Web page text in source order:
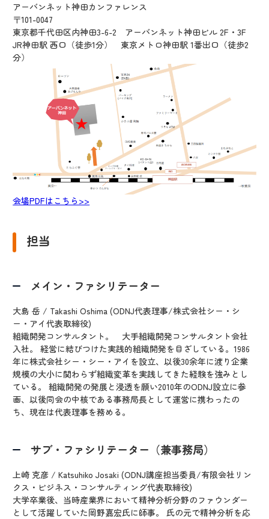
アーバンネット神田カンファレンス
〒101-0047
東京都千代田区内神田3-6-2 アーバンネット神田ビル 2F・3F
JR神田駅 西口（徒歩1分） 東京メトロ神田駅 1番出口（徒歩2
分）
会場PDFはこちら>>
担当
メイン・ファシリテーター
大島 岳 / Takashi Oshima (ODNJ代表理事/株式会社シー・シ
ー・アイ代表取締役)
組織開発コンサルタント。 大手組織開発コンサルタント会社
入社。 経営に結びつけた実践的組織開発を目ざしている。1986
年に株式会社シー・シー・アイを設立、以後30余年に渡り企業
規模の大小に関わらず組織変革を実践してきた経験を強みとし
ている。 組織開発の発展と浸透を願い2010年のODNJ設立に参
画、以後同会の中核である事務局長として運営に携わったの
ち、現在は代表理事を務める。
サブ・ファシリテーター（兼事務局）
上崎 克彦 / Katsuhiko Josaki (ODNJ講座担当委員/有限会社リン
クス・ビジネス・コンサルティング代表取締役)
大学卒業後、当時産業界において精神分析分野のファウンダー
として活躍していた岡野嘉宏氏に師事。 氏の元で精神分析を応